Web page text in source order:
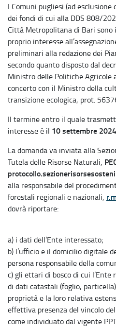
I Comuni pugliesi (ad esclusione
dei fondi di cui alla DDS 808/
Città Metropolitana di Bari
proprio interesse
preliminari alla redazione dei
secondo quanto disposto dal
Ministro delle Politiche Agricole
concerto con il Ministro della
transizione ecologica, prot.
Il termine entro il quale
interesse è il 10 settembre 2024
La domanda va inviata alla
Tutela delle Risorse Naturali,
alla responsabile del
forestali regionali e nazionali,
dovrà riportare:
a) i dati dell’Ente interessato;
b) l’ufficio e il domicilio digitale
persona responsabile della
c) gli ettari di bosco di cui
di dati catastali (foglio,
proprietà e la loro relativa
effettiva presenza del vincolo
come individuato dal vigente